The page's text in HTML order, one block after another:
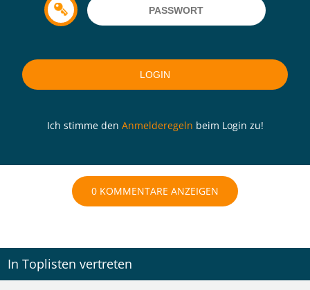
Ich stimme den Anmelderegeln beim Login zu!
0 KOMMENTARE ANZEIGEN
In Toplisten vertreten